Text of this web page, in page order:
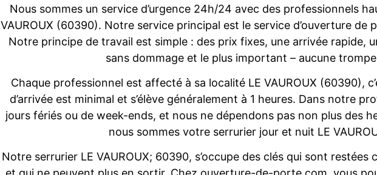
Nous sommes un service d’urgence 24h/24 avec des professionnels
VAUROUX (60390). Notre service principal est le service d’ouverture de
Notre principe de travail est simple : des prix fixes, une arrivée rapide,
sans dommage et le plus important – aucune
Chaque professionnel est affecté à sa localité LE VAUROUX (60390),
d’arrivée est minimal et s’élève généralement à 1 heures. Dans notre
jours fériés ou de week-ends, et nous ne dépendons pas non plus des
nous sommes votre serrurier jour et nuit LE
Notre serrurier LE VAUROUX; 60390, s’occupe des clés qui sont restées